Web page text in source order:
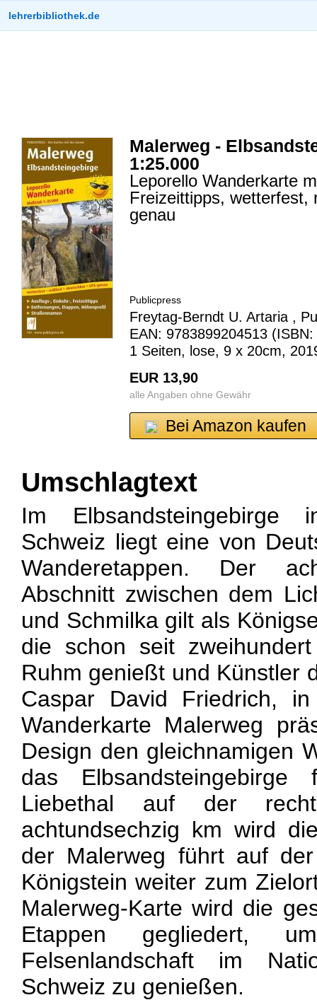
lehrerbibliothek.de
Malerweg -
1:25.000
Leporello Wanderkarte
Freizeittipps, wetterfest,
genau
Publicpress
Freytag-Berndt U. Artaria ,
EAN: 9783899204513
1 Seiten, lose, 9 x 20cm,
EUR 13,90
alle Angaben ohne Gewähr
Bei Amazon kaufen
Umschlagtext
Im Elbsandsteingebirge
Schweiz liegt eine von
Wanderetappen. Der
Abschnitt zwischen dem
und Schmilka gilt als
die schon seit
Ruhm genießt und Künstler
Caspar David Friedrich,
Wanderkarte Malerweg
Design den gleichnamigen
das
Liebethal auf der
achtundsechzig km wird
der Malerweg führt auf
Königstein weiter zum
Malerweg-Karte wird die
Etappen gegliedert,
Felsenlandschaft im
Schweiz zu genießen.